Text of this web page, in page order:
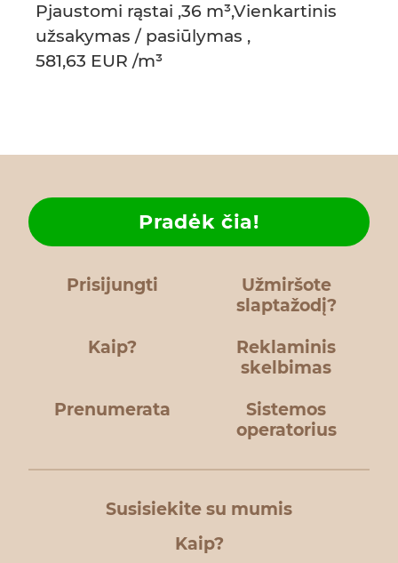
Pjaustomi rąstai ,36 m³,Vienkartinis
užsakymas / pasiūlymas ,
581,63 EUR /m³
Prisijungti
Užmiršote
slaptažodį?
Kaip?
Pradėk čia!
Reklaminis
skelbimas
Prenumerata
Sistemos
operatorius
Susisiekite su mumis
Kaip?